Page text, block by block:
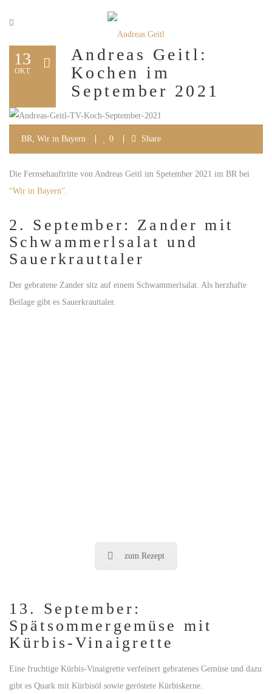
13
OKT.
Andreas Geitl:
Kochen im
September 2021
BR, Wir in Bayern 0 Share
Die Fernsehauftritte von Andreas Geitl im Spetember 2021 im BR bei
“Wir in Bayern”.
2. September: Zander mit
Schwammerlsalat und
Sauerkrauttaler
Der gebratene Zander sitz auf einem Schwammerlsalat. Als herzhafte
Beilage gibt es Sauerkrauttaler.
zum Rezept
13. September:
Spätsommergemüse mit
Kürbis-Vinaigrette
Eine fruchtige Kürbis-Vinaigrette verfeinert gebratenes Gemüse und dazu
gibt es Quark mit Kürbisöl sowie geröstete Kürbiskerne.